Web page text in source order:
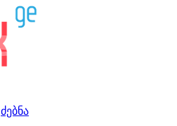
ძებნა